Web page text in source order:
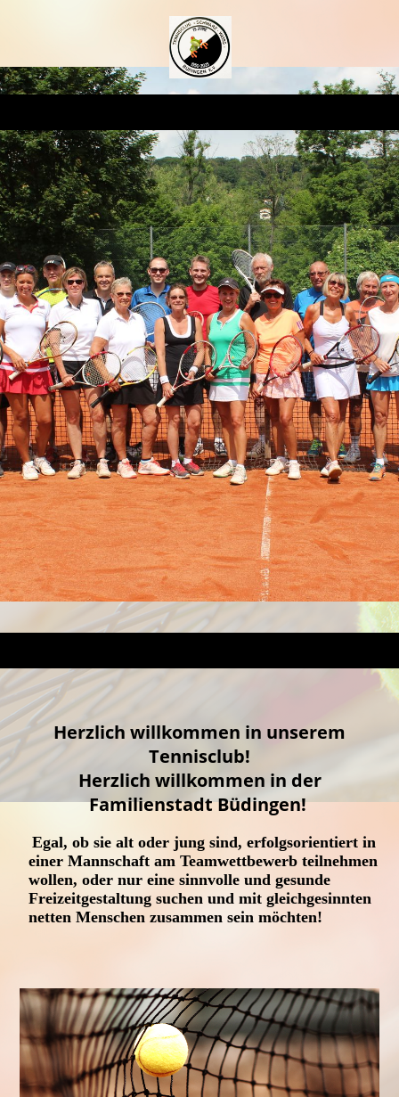
Herzlich willkommen in unserem
Tennisclub!
Herzlich willkommen in der
Familienstadt Büdingen!
Egal, ob sie alt oder jung sind, erfolgsorientiert in
einer Mannschaft am Teamwettbewerb teilnehmen
wollen, oder nur eine sinnvolle und gesunde
Freizeitgestaltung suchen und mit gleichgesinnten
netten Menschen zusammen sein möchten!